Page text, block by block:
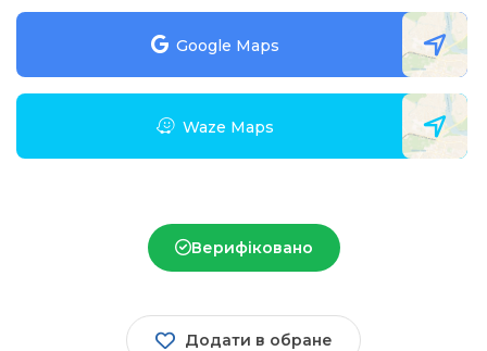
Google Maps
Waze Maps
Верифіковано
Додати в обране